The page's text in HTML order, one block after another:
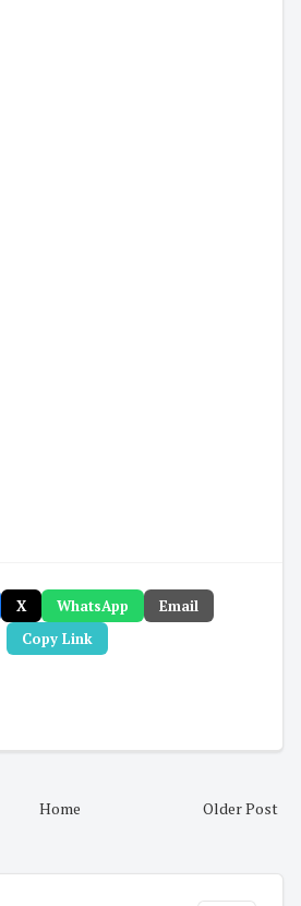
X WhatsApp
Email
Copy Link
Older Post
Home